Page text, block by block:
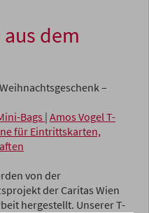
dem
–
Bags | Amos Vogel T-
für Eintrittskarten,
von der
der Caritas Wien
hergestellt. Unserer T-